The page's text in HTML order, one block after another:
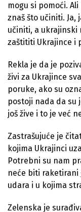
mogu si pomoći.
znaš što učiniti. Ja,
učiniti, a ukrajinski
zaštititi Ukrajince i
Rekla je da je
živi za Ukrajince
poruke, ako su
postoji nada da su
još žive i to je već
Zastrašujuće je
kojima Ukrajinci
Potrebni su nam
neće biti
udara i u kojima
Zelenska je